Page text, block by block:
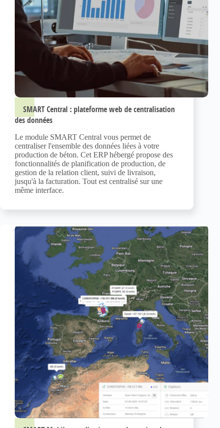
SMART Central : plateforme web de centralisation
des données
Le module SMART Central vous permet de
centraliser l'ensemble des données liées à votre
production de béton. Cet ERP hébergé propose des
fonctionnalités de planification de production, de
gestion de la relation client, suivi de livraison,
jusqu'à la facturation. Tout est centralisé sur une
même interface.